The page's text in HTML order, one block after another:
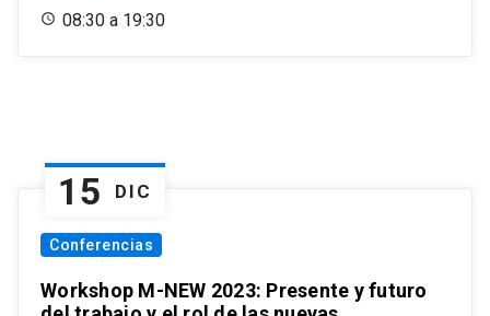
08:30 a 19:30
15 DIC
Conferencias
Workshop M-NEW 2023: Presente y futuro